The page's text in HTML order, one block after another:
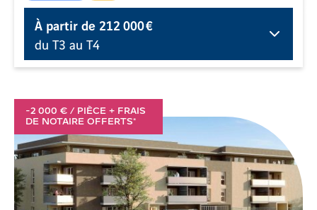
À partir de212 000 €
du T3 au T4
-2 000 € / PIÈCE + FRAIS
DE NOTAIRE OFFERTS*